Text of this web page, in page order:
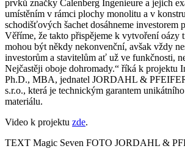
prvků značky Calenberg Ingenieure a jejich
umístěním v rámci plochy monolitu a v
schodišťových šachet dosáhneme investorem
Věříme, že takto přispějeme k vytvoření oázy
mohou být někdy nekonvenční, avšak vždy
investorům a stavitelům ať už ve funkčnosti,
Nejčastěji oboje dohromady.“ říká k projektu
Ph.D., MBA, jednatel JORDAHL &
s.r.o., která je technickým garantem
materiálu.
Video k projektu zde.
TEXT Magic Seven FOTO JORDAHL &